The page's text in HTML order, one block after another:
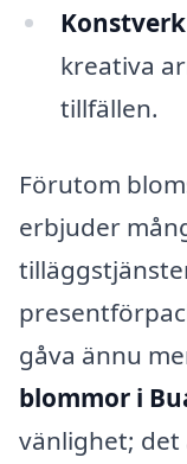
kreativa
tillfällen.
Förutom
erbjuder
gåva ännu
blommor i
vänlighet; det